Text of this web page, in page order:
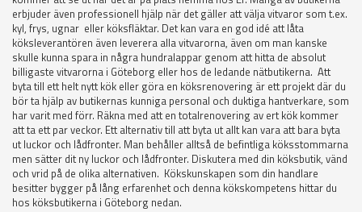
erbjuder även professionell hjälp när det gäller att välja vitvaror som t.ex.
kyl, frys, ugnar eller köksfläktar. Det kan vara en god idé att låta
köksleverantören även leverera alla vitvarorna, även om man kanske
skulle kunna spara in några hundralappar genom att hitta de absolut
billigaste vitvarorna i Göteborg eller hos de ledande nätbutikerna. Att
byta till ett helt nytt kök eller göra en köksrenovering är ett projekt där du
bör ta hjälp av butikernas kunniga personal och duktiga hantverkare, som
har varit med förr. Räkna med att en totalrenovering av ert kök kommer
att ta ett par veckor. Ett alternativ till att byta ut allt kan vara att bara byta
ut luckor och lådfronter. Man behåller alltså de befintliga köksstommarna
men sätter dit ny luckor och lådfronter. Diskutera med din köksbutik, vänd
och vrid på de olika alternativen. Kökskunskapen som din handlare
besitter bygger på lång erfarenhet och denna kökskompetens hittar du
hos köksbutikerna i Göteborg nedan.